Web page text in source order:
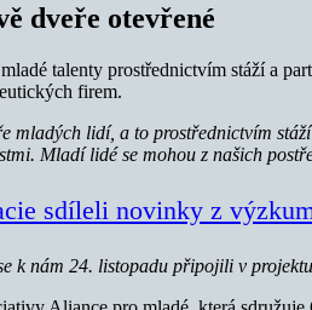
dveře otevřené
talenty prostřednictvím stáží a
firem.
mladých lidí, a to prostřednictvím
Mladí lidé se mohou z našich
sdíleli novinky z
se k nám 24. listopadu připojili v